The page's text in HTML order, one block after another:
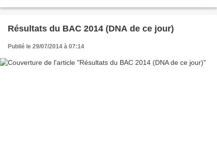
Résultats du BAC 2014 (DNA de ce jour)
Publié le 29/07/2014 à 07:14